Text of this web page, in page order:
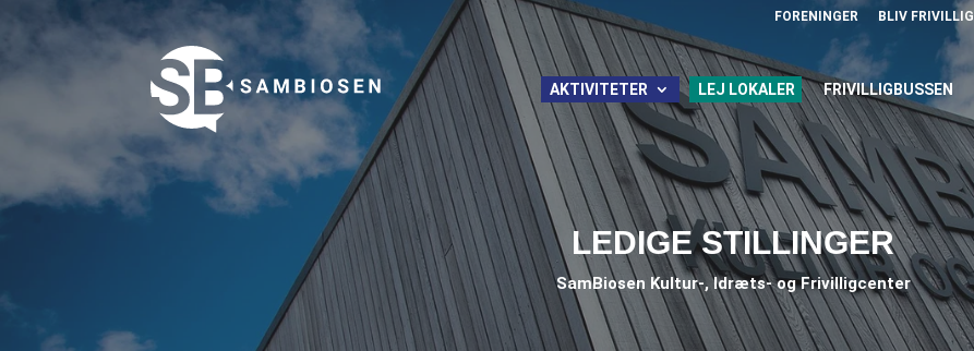
FORENINGER BLIV FRIVILLIG
AKTIVITETER LEJ LOKALER FRIVILLIGBUSSEN
LEDIGE STILLINGER
SamBiosen Kultur-, Idræts- og Frivilligcenter